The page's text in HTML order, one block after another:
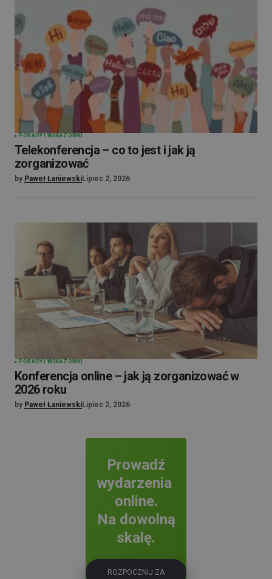
PORADY I WSKAZÓWKI
Telekonferencja – co to jest i jak ją
zorganizować
by Paweł ŁaniewskiLipiec 2, 2026
PORADY I WSKAZÓWKI
Konferencja online – jak ją zorganizować w
2026 roku
by Paweł ŁaniewskiLipiec 2, 2026
Prowadź
wydarzenia
online.
Na dowolną
skalę.
ROZPOCZNIJ ZA